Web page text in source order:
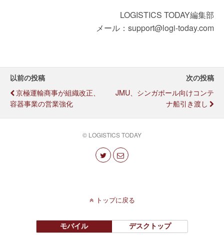
LOGISTICS TODAY編集部
メール：support@logi-today.com
以前の投稿
京極運輸商事が組織改正、
容器事業の営業強化
次の投稿
JMU、シンガポール向けコンテ
ナ船引き渡し
© LOGISTICS TODAY
トップに戻る
モバイル デスクトップ